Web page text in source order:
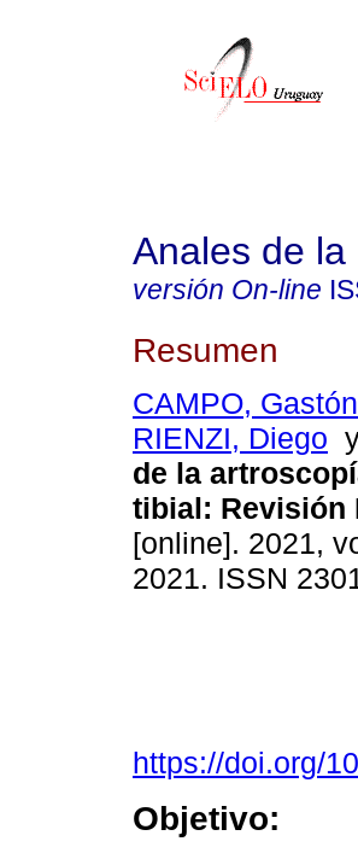
Anales de
versión On-line
Resumen
CAMPO,
RIENZI, Diego
de la
tibial: Revisión
[online]. 2021,
2021. ISSN
https://doi.org/
Objetivo: